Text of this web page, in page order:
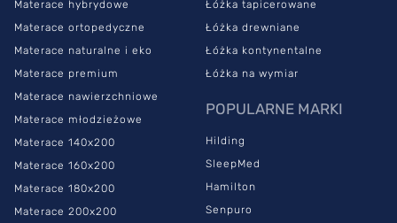
Materace hybrydowe
Materace ortopedyczne
Materace naturalne i eko
Materace premium
Materace nawierzchniowe
Materace młodzieżowe
Materace 140x200
Materace 160x200
Materace 180x200
Materace 200x200
Łóżka tapicerowane
Łóżka drewniane
Łóżka kontynentalne
Łóżka na wymiar
POPULARNE MARKI
Hilding
SleepMed
Hamilton
Senpuro